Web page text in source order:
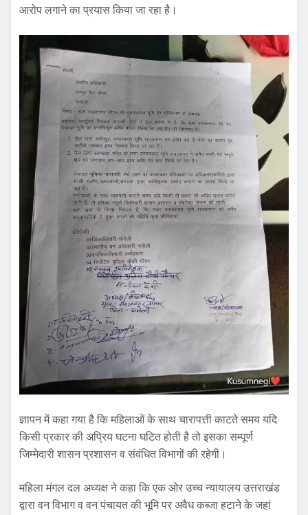
आरोप लगाने का प्रयास किया जा रहा है।
ज्ञापन में कहा गया है कि महिलाओं के साथ चारापत्ती काटते समय यदि
किसी प्रकार की अप्रिय घटना घटित होती है तो इसका सम्पूर्ण
जिम्मेदारी शासन प्रशासन व संवंधित विभागों की रहेगी।
महिला मंगल दल अध्यक्ष ने कहा कि एक ओर उच्च न्यायालय उत्तराखंड
द्वारा वन विभाग व वन पंचायत की भूमि पर अवैध कब्जा हटाने के जहां